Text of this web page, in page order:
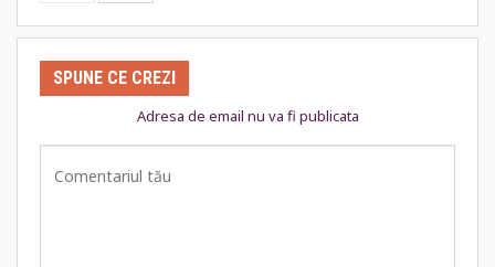
SPUNE CE CREZI
Adresa de email nu va fi publicata